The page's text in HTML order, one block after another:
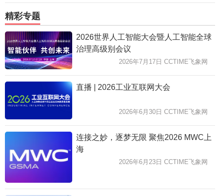
精彩专题
2026世界人工智能大会暨人工智能全球
治理高级别会议
2026年7月17日 CCTIME飞象网
直播 | 2026工业互联网大会
2026年6月30日 CCTIME飞象网
连接之妙，逐梦无限 聚焦2026 MWC上
海
2026年6月23日 CCTIME飞象网